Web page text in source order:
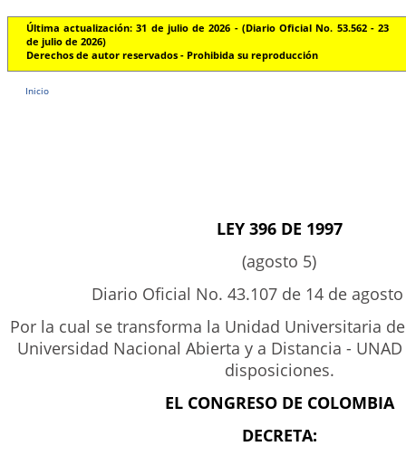
Última actualización: 31 de julio de 2026 - (Diario Oficial No. 53.562 - 23
de julio de 2026)
Derechos de autor reservados - Prohibida su reproducción
Inicio
LEY 396 DE 1997
(agosto 5)
Diario Oficial No. 43.107 de 14 de
Por la cual se transforma la Unidad Universitaria
Universidad Nacional Abierta y a Distancia -
disposiciones.
EL CONGRESO DE COLOMBIA
DECRETA: